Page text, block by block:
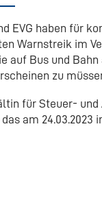
EVG haben für
Warnstreik im
auf Bus und
zu
für Steuer- und
am 24.03.2023